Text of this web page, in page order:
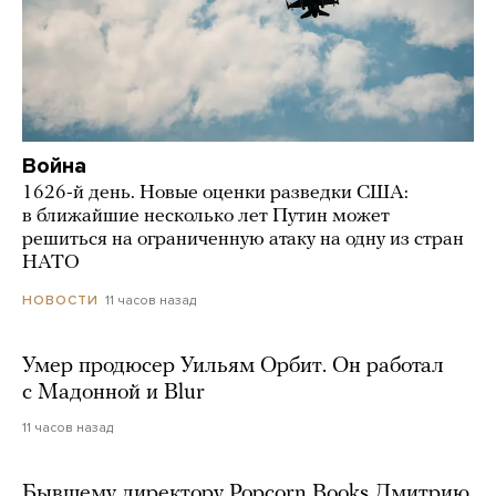
Война
1626-й день. Новые оценки разведки США:
в ближайшие несколько лет Путин может
решиться на ограниченную атаку на одну из стран
НАТО
НОВОСТИ 11 часов назад
Умер продюсер Уильям Орбит. Он работал
с Мадонной и Blur
11 часов назад